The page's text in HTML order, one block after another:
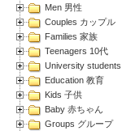
Men 男性
Couples カップル
Families 家族
Teenagers 10代
University students
Education 教育
Kids 子供
Baby 赤ちゃん
Groups グループ